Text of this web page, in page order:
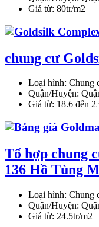
Giá từ: 80tr/m2
chung cư
Loại hình: Chung
Quận/Huyện:
Giá từ: 18.6 đến
Tổ hợp chung
136 Hồ Tùng
Loại hình: Chung
Quận/Huyện:
Giá từ: 24.5tr/m2